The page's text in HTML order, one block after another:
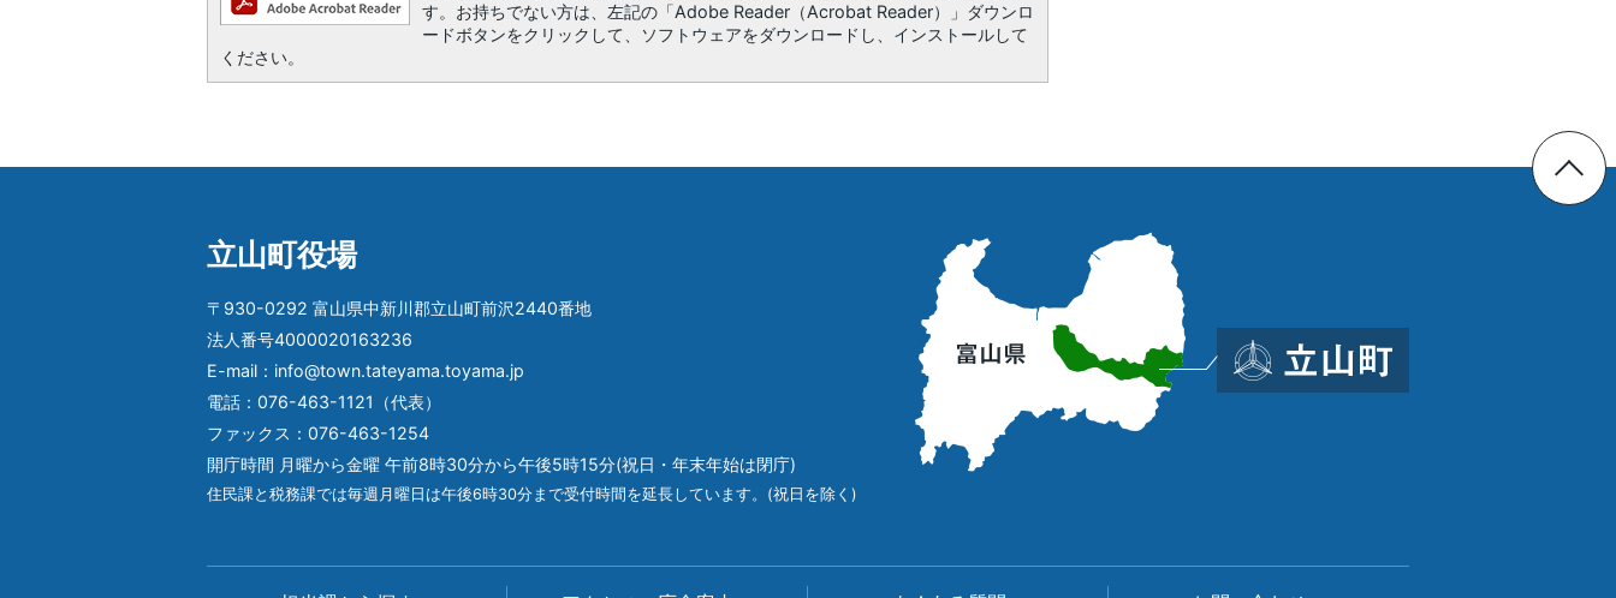
す。お持ちでない方は、左記の「Adobe Reader（Acrobat Reader）」ダウンロ
ードボタンをクリックして、ソフトウェアをダウンロードし、インストールして
ください。
立山町役場
〒930-0292 富山県中新川郡立山町前沢2440番地
法人番号4000020163236
E-mail：info@town.tateyama.toyama.jp
電話：076-463-1121（代表）
ファックス：076-463-1254
開庁時間 月曜から金曜 午前8時30分から午後5時15分(祝日・年末年始は閉庁)
住民課と税務課では毎週月曜日は午後6時30分まで受付時間を延長しています。(祝日を除く)
の
位
置
を
記
し
立
山